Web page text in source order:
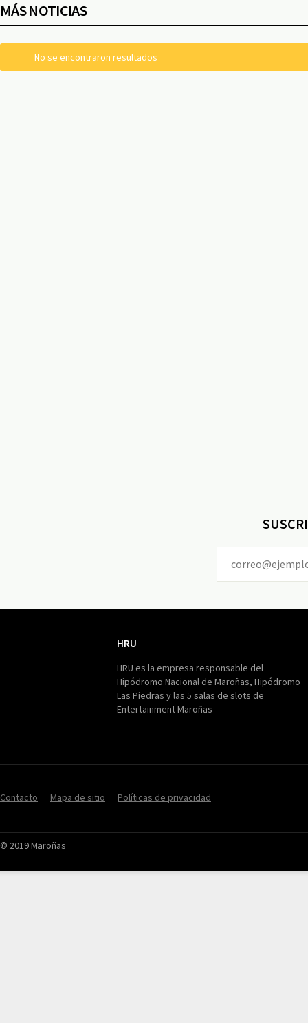
MÁS NOTICIAS
No se encontraron resultados
HRU
HRU es la empresa responsable del
Hipódromo Nacional de Maroñas, Hipódromo
Las Piedras y las 5 salas de slots de
Entertainment Maroñas
Contacto Mapa de sitio Políticas de privacidad
© 2019 Maroñas